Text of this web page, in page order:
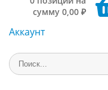
сумму 0,00 ₽
Аккаунт